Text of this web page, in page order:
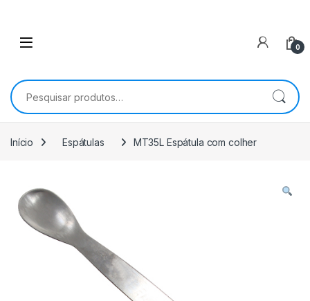
0
Pesquisar por:
Início Espátulas MT35L Espátula com colher